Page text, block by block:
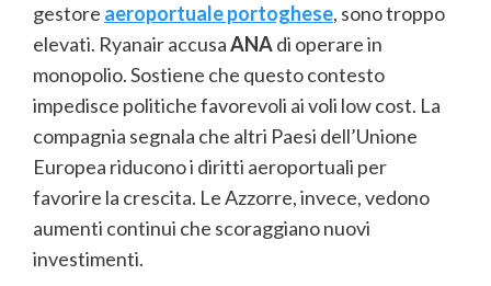
gestore aeroportuale portoghese, sono troppo
elevati. Ryanair accusaANAdi operare in
monopolio. Sostiene che questo contesto
impedisce politiche favorevoli ai voli low cost. La
compagnia segnala che altri Paesi dell’Unione
Europea riducono i diritti aeroportuali per
favorire la crescita. Le Azzorre, invece, vedono
aumenti continui che scoraggiano nuovi
investimenti.